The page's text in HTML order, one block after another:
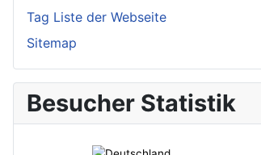
Tag Liste der Webseite
Sitemap
Besucher Statistik